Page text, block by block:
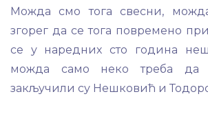
Можда смо тога свесни,
згорег да се тога повремено
се у наредних сто година
можда само неко треба да
закључили су Нешковић и